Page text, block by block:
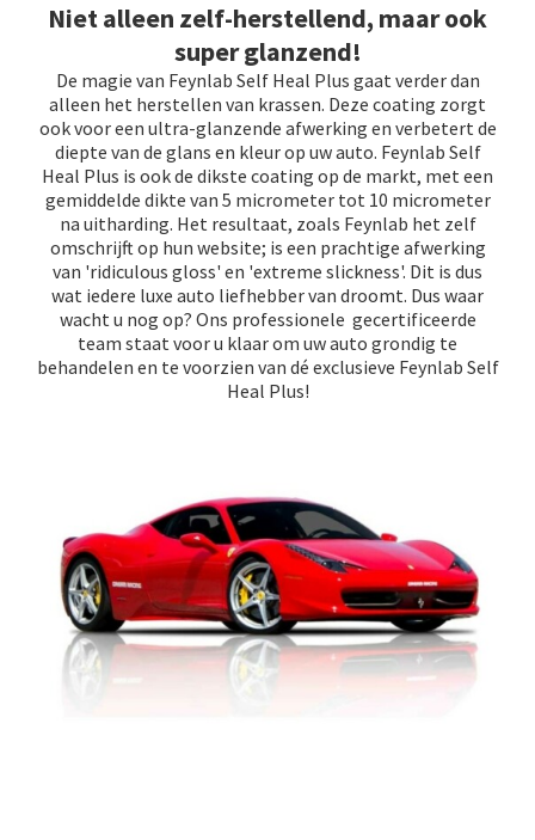
Niet alleen zelf-herstellend, maar ook
super glanzend!
De magie van Feynlab Self Heal Plus gaat verder dan
alleen het herstellen van krassen. Deze coating zorgt
ook voor een ultra-glanzende afwerking en verbetert de
diepte van de glans en kleur op uw auto. Feynlab Self
Heal Plus is ook de dikste coating op de markt, met een
gemiddelde dikte van 5 micrometer tot 10 micrometer
na uitharding. Het resultaat, zoals Feynlab het zelf
omschrijft op hun website; is een prachtige afwerking
van 'ridiculous gloss' en 'extreme slickness'. Dit is dus
wat iedere luxe auto liefhebber van droomt. Dus waar
wacht u nog op? Ons professionele gecertificeerde
team staat voor u klaar om uw auto grondig te
behandelen en te voorzien van dé exclusieve Feynlab Self
Heal Plus!